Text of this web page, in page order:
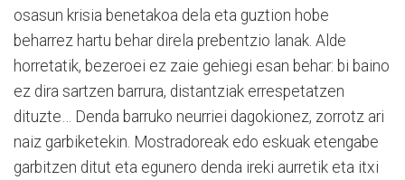
osasun krisia benetakoa dela eta guztion hobe
beharrez hartu behar direla prebentzio lanak. Alde
horretatik, bezeroei ez zaie gehiegi esan behar: bi baino
ez dira sartzen barrura, distantziak errespetatzen
dituzte… Denda barruko neurriei dagokionez, zorrotz ari
naiz garbiketekin. Mostradoreak edo eskuak etengabe
garbitzen ditut eta egunero denda ireki aurretik eta itxi